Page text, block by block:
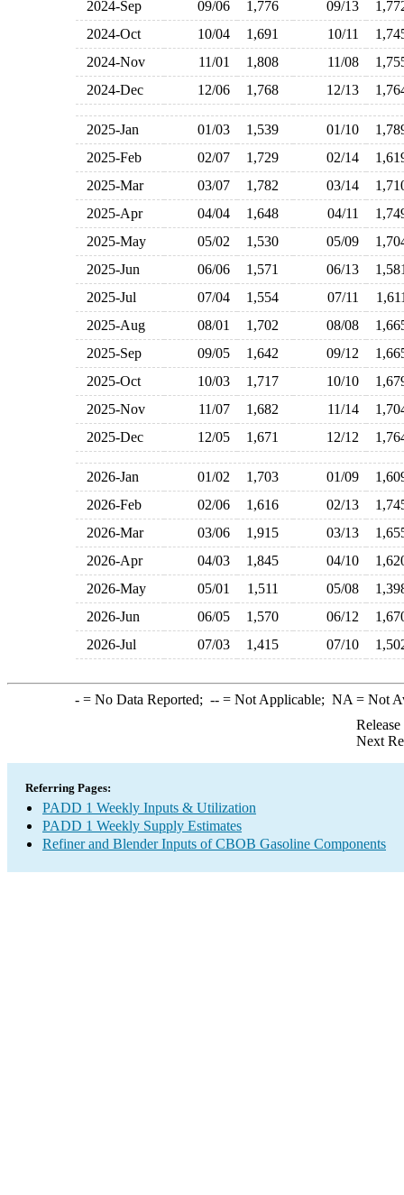
2024-Sep
09/06 1,776 09/13
2024-Oct
10/04 1,691 10/11
2024-Nov
11/01 1,808 11/08
2024-Dec
12/06 1,768 12/13
2025-Jan 01/03 1,539 01/10
2025-Feb
02/07 1,729 02/14
2025-Mar
03/07 1,782 03/14
2025-Apr
04/04 1,648 04/11
2025-May
05/02 1,530 05/09
2025-Jun
06/06 1,571 06/13
2025-Jul
07/04 1,554 07/11
2025-Aug
08/01 1,702 08/08
2025-Sep
09/05 1,642 09/12
2025-Oct
10/03 1,717 10/10
2025-Nov
11/07 1,682 11/14
2025-Dec
12/05 1,671 12/12
2026-Jan 01/02 1,703 01/09
2026-Feb
02/06 1,616 02/13
2026-Mar
03/06 1,915 03/13
2026-Apr
04/03 1,845 04/10
2026-May
05/01 1,511 05/08
2026-Jun
06/05 1,570 06/12
2026-Jul
07/03 1,415 07/10
-= No Data Reported; --= Not Applicable; NA = Not
Next
Referring Pages:
PADD 1 Weekly Inputs & Utilization
PADD 1 Weekly Supply Estimates
Refiner and Blender Inputs of CBOB Gasoline Components